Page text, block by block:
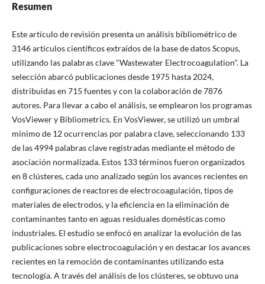
Resumen
Este artículo de revisión presenta un análisis bibliométrico de
3146 artículos científicos extraídos de la base de datos Scopus,
utilizando las palabras clave "Wastewater Electrocoagulation". La
selección abarcó publicaciones desde 1975 hasta 2024,
distribuidas en 715 fuentes y con la colaboración de 7876
autores. Para llevar a cabo el análisis, se emplearon los programas
VosViewer y Bibliometrics. En VosViewer, se utilizó un umbral
mínimo de 12 ocurrencias por palabra clave, seleccionando 133
de las 4994 palabras clave registradas mediante el método de
asociación normalizada. Estos 133 términos fueron organizados
en 8 clústeres, cada uno analizado según los avances recientes en
configuraciones de reactores de electrocoagulación, tipos de
materiales de electrodos, y la eficiencia en la eliminación de
contaminantes tanto en aguas residuales domésticas como
industriales. El estudio se enfocó en analizar la evolución de las
publicaciones sobre electrocoagulación y en destacar los avances
recientes en la remoción de contaminantes utilizando esta
tecnología. A través del análisis de los clústeres, se obtuvo una